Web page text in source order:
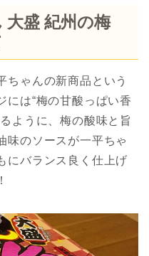
大盛 紀州の梅
ちゃんの新商品という
には“梅の甘酸っぱい香
ように、梅の酸味と旨
味のソースが一平ちゃ
にバランス良く仕上げ